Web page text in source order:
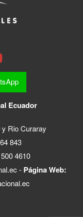
Ecuador
Rio Curaray
843
4610
- Página Web: